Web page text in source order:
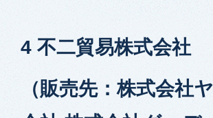
4 不二貿易株式会社
（販売先：株式会社